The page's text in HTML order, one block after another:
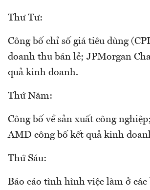
Thư Tư:
Công bố chỉ số giá tiêu dùng
doanh thu bán lẻ; JPMorgan
quả kinh doanh.
Thứ Năm:
Công bố về sản xuất công
AMD công bố kết quả kinh
Thứ Sáu:
Báo cáo tình hình việc làm ở